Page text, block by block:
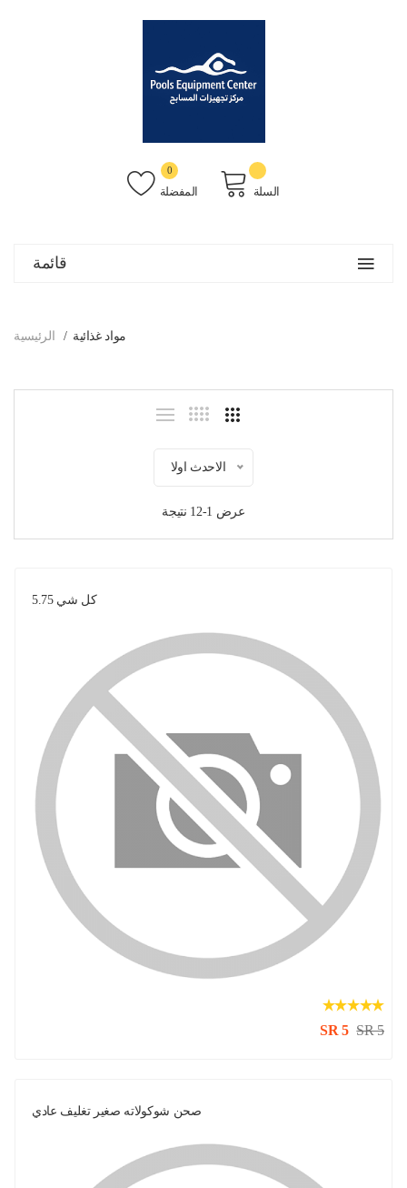
المفضلة
0
السلة
قائمة
الرئيسية مواد غذائية
الاحدث اولا
عرض 1-12 نتيجة
كل شي 5.75
SR 5 SR 5
صحن شوكولاته صغير تغليف عادي